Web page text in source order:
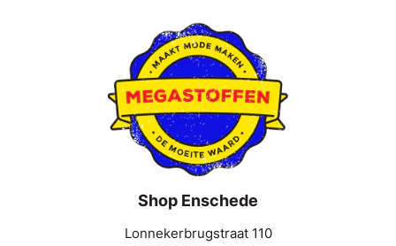
Shop Enschede
Lonnekerbrugstraat 110